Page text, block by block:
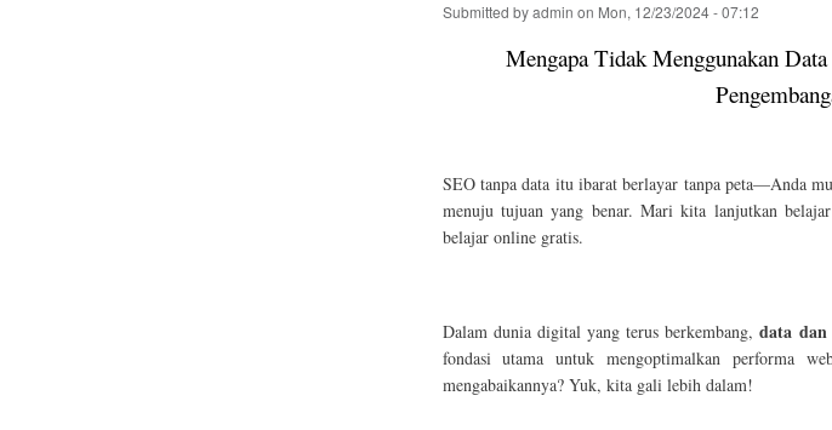
Submitted byadmin on Mon, 12/23/2024 - 07:12
Mengapa Tidak Menggunakan
SEO tanpa data itu ibarat berlayar tanpa peta—Anda
menuju tujuan yang benar. Mari kita lanjutkan
belajar online gratis.
Dalam dunia digital yang terus berkembang,data dan
fondasi utama untuk mengoptimalkan performa
mengabaikannya? Yuk, kita gali lebih dalam!